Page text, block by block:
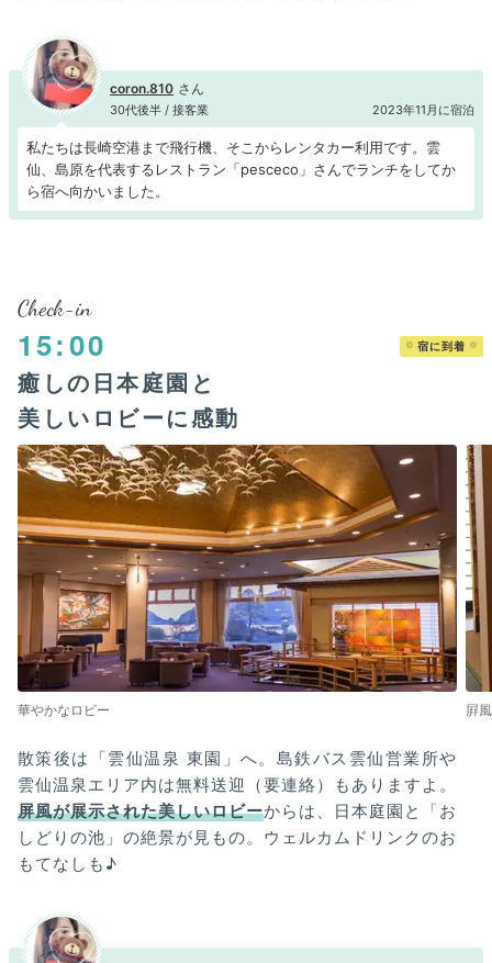
coron.810
30代後半 / 接客業 2023年11月に宿泊
私たちは長崎空港まで飛行機、そこからレンタカー利用です。雲
仙、島原を代表するレストラン「pesceco」さんでランチをしてか
ら宿へ向かいました。
Check-in
15:00 宿に到着
癒しの日本庭園と
美しいロビーに感動
華やかなロビー 屛風
散策後は「雲仙温泉 東園」へ。島鉄バス雲仙営業所や
雲仙温泉エリア内は無料送迎（要連絡）もありますよ。
屏風が展示された美しいロビーからは、日本庭園と「お
しどりの池」の絶景が見もの。ウェルカムドリンクのお
もてなしも♪